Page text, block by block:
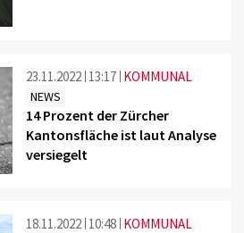
23.11.2022 13:17 KOMMUNAL
NEWS
14 Prozent der Zürcher
Kantonsfläche ist laut Analyse
versiegelt
18.11.2022 10:48 KOMMUNAL